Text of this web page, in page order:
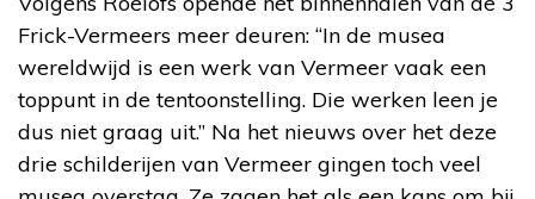
Frick-Vermeers meer deuren: “In de musea
wereldwijd is een werk van Vermeer vaak een
toppunt in de tentoonstelling. Die werken leen je
dus niet graag uit.” Na het nieuws over het deze
drie schilderijen van Vermeer gingen toch veel